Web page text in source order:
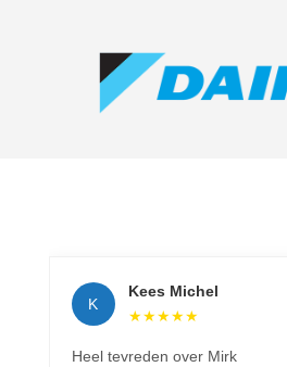
K
Kees Michel
★★★★★
Heel tevreden over Mirk